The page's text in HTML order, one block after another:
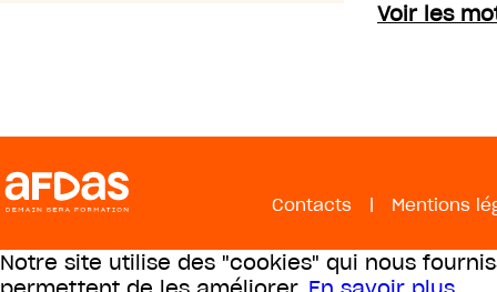
Voir les
Contacts | Mentions
Notre site utilise des "cookies" qui nous